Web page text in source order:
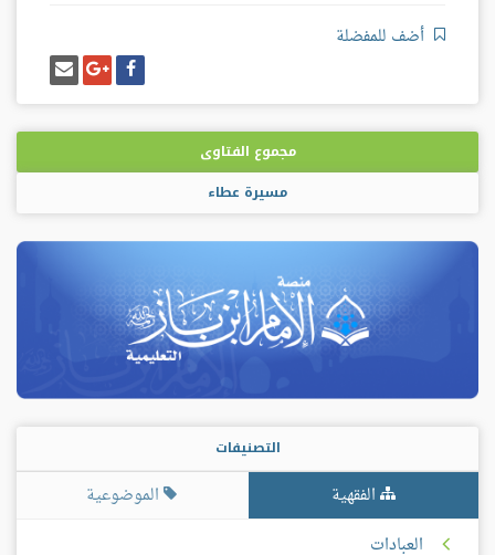
أضف للمفضلة
شارك
على
فيسبوك
شارك
على
غوغل
بلس
إرسل
إيميل
مجموع الفتاوى
مسيرة عطاء
التصنيفات
الفقهية
الموضوعية
العبادات